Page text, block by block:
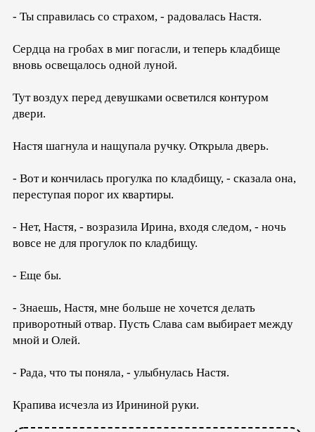
- Ты справилась со страхом, - радовалась Настя.
Сердца на гробах в миг погасли, и теперь кладбище
вновь освещалось одной луной.
Тут воздух перед девушками осветился контуром
двери.
Настя шагнула и нащупала ручку. Открыла дверь.
- Вот и кончилась прогулка по кладбищу, - сказала она,
переступая порог их квартиры.
- Нет, Настя, - возразила Ирина, входя следом, - ночь
вовсе не для прогулок по кладбищу.
- Еще бы.
- Знаешь, Настя, мне больше не хочется делать
приворотный отвар. Пусть Слава сам выбирает между
мной и Олей.
- Рада, что ты поняла, - улыбнулась Настя.
Крапива исчезла из Ирининой руки.